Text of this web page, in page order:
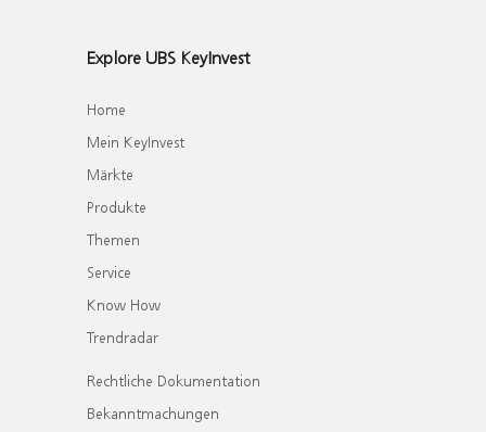
Explore UBS KeyInvest
Home
Mein KeyInvest
Märkte
Produkte
Themen
Service
Know How
Trendradar
Rechtliche Dokumentation
Bekanntmachungen